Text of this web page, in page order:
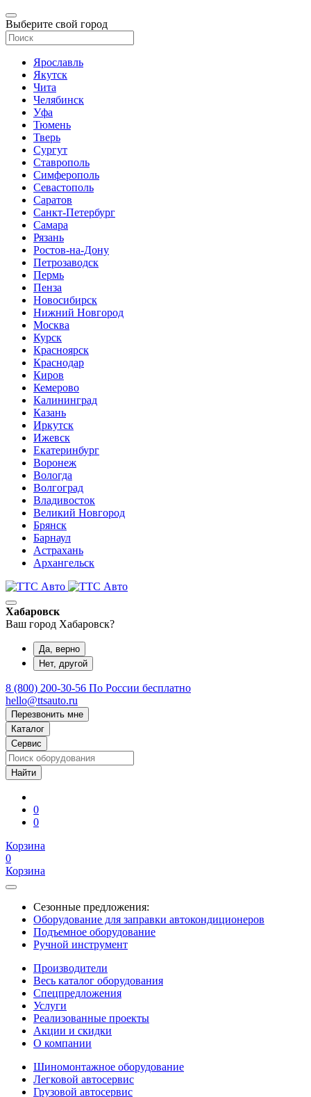
Выберите свой город
Ярославль
Якутск
Чита
Челябинск
Уфа
Тюмень
Тверь
Сургут
Ставрополь
Симферополь
Севастополь
Саратов
Санкт-Петербург
Самара
Рязань
Ростов-на-Дону
Петрозаводск
Пермь
Пенза
Новосибирск
Нижний Новгород
Москва
Курск
Красноярск
Краснодар
Киров
Кемерово
Калининград
Казань
Иркутск
Ижевск
Екатеринбург
Воронеж
Вологда
Волгоград
Владивосток
Великий Новгород
Брянск
Барнаул
Астрахань
Архангельск
Хабаровск
Ваш город Хабаровск?
Да, верно
Нет, другой
8 (800) 200-30-56 По России бесплатно
hello@ttsauto.ru
Перезвонить мне
Каталог
Сервис
0
0
Корзина
0
Корзина
Сезонные предложения:
Оборудование для заправки автокондиционеров
Подъемное оборудование
Ручной инструмент
Производители
Весь каталог оборудования
Спецпредложения
Услуги
Реализованные проекты
Акции и скидки
О компании
Шиномонтажное оборудование
Легковой автосервис
Грузовой автосервис